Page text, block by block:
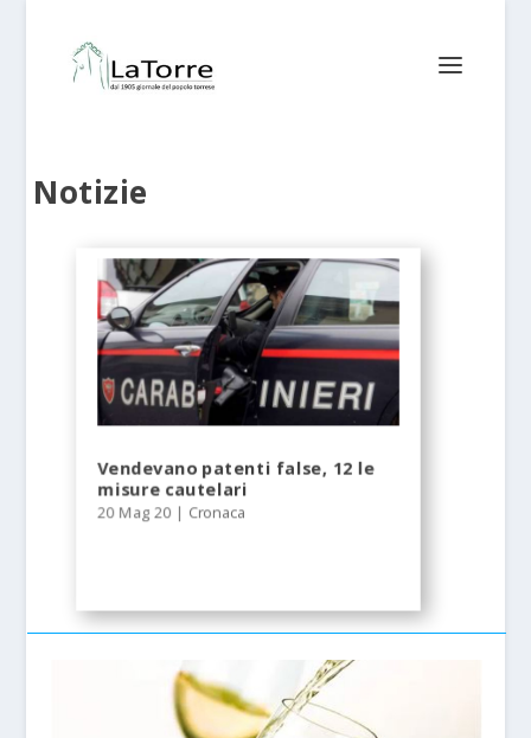
Notizie
Vendevano patenti false, 12 le
misure cautelari
20 Mag 20 | Cronaca